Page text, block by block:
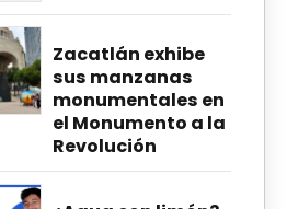
Zacatlán exhibe
sus manzanas
monumentales en
el Monumento a la
Revolución